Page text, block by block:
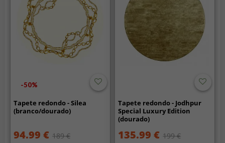
-50%
Tapete redondo - Silea
(branco/dourado)
94.99 € 189 €
Tapete redondo - Jodhpur
Special Luxury Edition
(dourado)
135.99 € 199 €